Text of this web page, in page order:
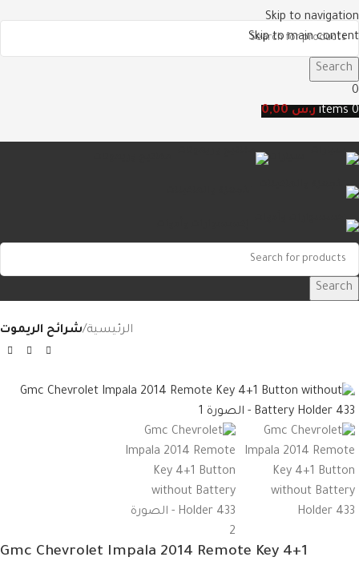
Skip to navigation
Skip to main content
Search
0
0
items ر.س
Search
الرئيسية شرائح الريموت
Gmc ⁦Chevrolet Impala 2014 Remote Key 4+1